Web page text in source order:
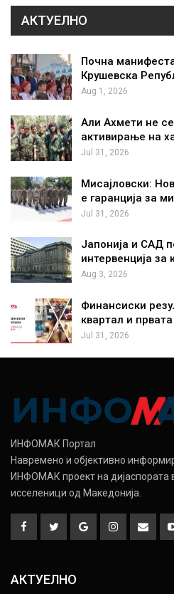
АКТУЕЛНО
Почна
Крушевска
Aug 1, 2026
Али Ахмети не
активирање на
Jul 31, 2026
Мисајловски:
е гаранција за
Jul 31, 2026
Јапонија и САД
интервенција за
Aug 3, 2026
Финансиски
квартал и
Jul 31, 2026
ИНФОМАК Портал
Навремено и објективно
ИНФОМАК проект на дијаспората
исселеници од Македонија.
АКТУЕЛНО